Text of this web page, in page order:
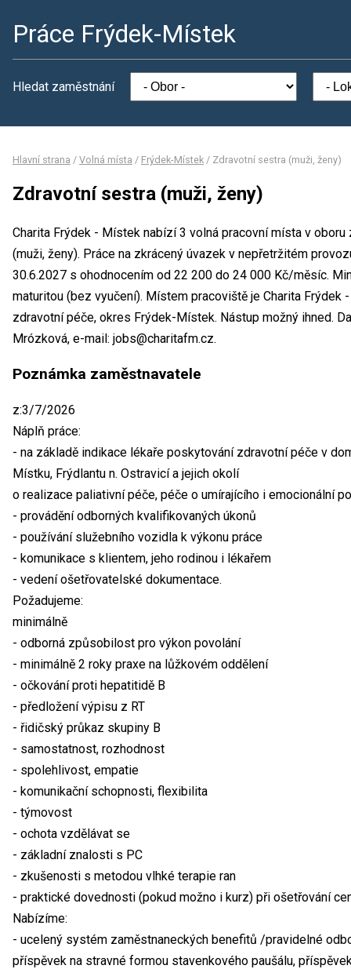
Práce Frýdek-Místek
Hledat zaměstnání
Hlavní strana / Volná místa / Frýdek-Místek / Zdravotní sestra (muži, ženy)
Zdravotní sestra (muži, ženy)
Charita Frýdek - Místek nabízí 3 volná pracovní místa v
(muži, ženy). Práce na zkrácený úvazek v nepřetržitém
30.6.2027 s ohodnocením od 22 200 do 24 000 Kč/měsíc.
maturitou (bez vyučení). Místem pracoviště je Charita Frýdek
zdravotní péče, okres Frýdek-Místek. Nástup možný ihned.
Mrózková, e-mail: jobs@charitafm.cz.
Poznámka zaměstnavatele
z:3/7/2026
Náplň práce:
- na základě indikace lékaře poskytování zdravotní péče v
Místku, Frýdlantu n. Ostravicí a jejich okolí
o realizace paliativní péče, péče o umírajícího i emocionální
- provádění odborných kvalifikovaných úkonů
- používání služebního vozidla k výkonu práce
- komunikace s klientem, jeho rodinou i lékařem
- vedení ošetřovatelské dokumentace.
Požadujeme:
minimálně
- odborná způsobilost pro výkon povolání
- minimálně 2 roky praxe na lůžkovém oddělení
- očkování proti hepatitidě B
- předložení výpisu z RT
- řidičský průkaz skupiny B
- samostatnost, rozhodnost
- spolehlivost, empatie
- komunikační schopnosti, flexibilita
- týmovost
- ochota vzdělávat se
- základní znalosti s PC
- zkušenosti s metodou vlhké terapie ran
- praktické dovednosti (pokud možno i kurz) při ošetřování
Nabízíme:
- ucelený systém zaměstnaneckých benefitů /pravidelné
příspěvek na stravné formou stavenkového paušálu,